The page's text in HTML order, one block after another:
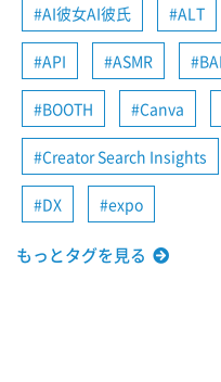
AI彼女AI彼氏 ALT
API ASMR
BOOTH Canva
Creator Search Insights
DX expo
もっとタグを見る